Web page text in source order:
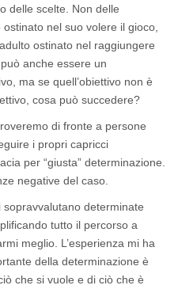
delle scelte. Non delle
nel suo volere il gioco,
ostinato nel raggiungere
anche essere un
ma se quell’obiettivo non è
cosa può succedere?
di fronte a persone
i propri capricci
per “giusta” determinazione.
negative del caso.
determinate
tutto il percorso a
meglio. L’esperienza mi ha
della determinazione è
che si vuole e di ciò che è